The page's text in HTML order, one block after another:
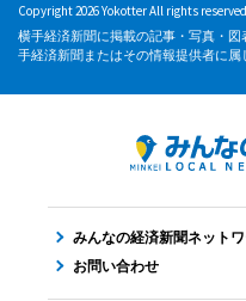
Copyright 2026 Yokotter All rights
横手経済新聞に掲載の記事・写真・
手経済新聞またはその情報提供者に属
みんなの経済新聞ネット
お問い合わせ